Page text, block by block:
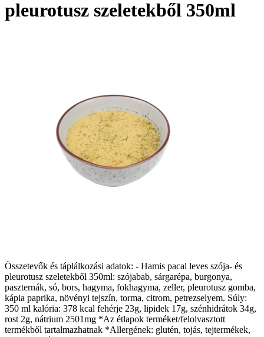
pleurotusz szeletekből 350ml
Összetevők és táplálkozási adatok: - Hamis pacal leves szója- és
pleurotusz szeletekből 350ml: szójabab, sárgarépa, burgonya,
paszternák, só, bors, hagyma, fokhagyma, zeller, pleurotusz gomba,
kápia paprika, növényi tejszín, torma, citrom, petrezselyem. Súly:
350 ml kalória: 378 kcal fehérje 23g, lipidek 17g, szénhidrátok 34g,
rost 2g, nátrium 2501mg *Az étlapok terméket/felolvasztott
termékből tartalmazhatnak *Allergének: glutén, tojás, tejtermékek,